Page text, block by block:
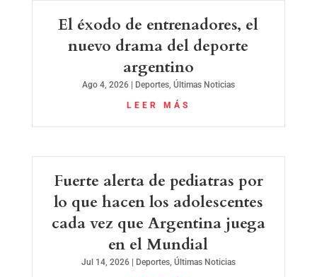
El éxodo de entrenadores, el
nuevo drama del deporte
argentino
Ago 4, 2026| Deportes, Últimas Noticias
LEER MÁS
Fuerte alerta de pediatras por
lo que hacen los adolescentes
cada vez que Argentina juega
en el Mundial
Jul 14, 2026| Deportes, Últimas Noticias